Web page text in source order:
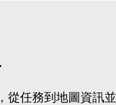
從任務到地圖資訊並